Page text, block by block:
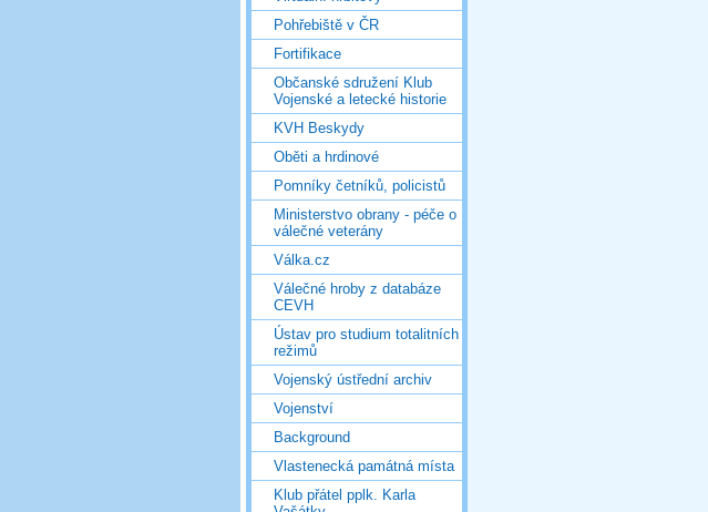
Pohřebiště v ČR
Fortifikace
Občanské sdružení Klub
Vojenské a letecké historie
KVH Beskydy
Oběti a hrdinové
Pomníky četníků, policistů
Ministerstvo obrany - péče o
válečné veterány
Válka.cz
Válečné hroby z databáze
CEVH
Ústav pro studium totalitních
režimů
Vojenský ústřední archiv
Vojenství
Background
Vlastenecká památná místa
Klub přátel pplk. Karla